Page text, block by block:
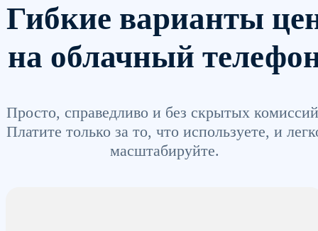
Гибкие варианты
на облачный
Просто, справедливо и без скрытых
Платите только за то, что используете, и
масштабируйте.